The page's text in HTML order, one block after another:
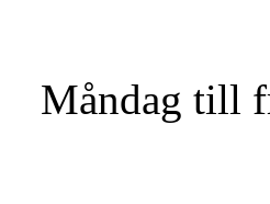
Måndag till